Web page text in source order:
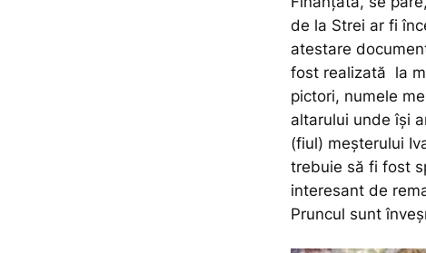
de la Strei ar fi
atestare
fost realizată la
pictori, numele
altarului unde își
(fiul) meșterului
trebuie să fi fost
interesant de
Pruncul sunt